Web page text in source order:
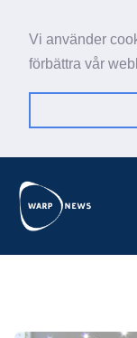
Vi använder
förbättra vår